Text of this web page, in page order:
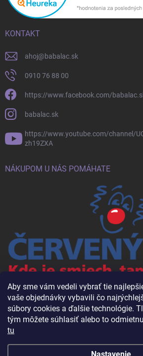
Aby sme vám vedeli vybrať tie
vaše objednávky vybavili čo
súbory cookies a ďalšie technológie.
tým môžete súhlasiť alebo to
tu
KONTAKT
ahoj@babalac.sk
0910 76 88 00
https://www.facebook.com/
babalac.sk
https://www.youtube.com/channel/
zh19ZXA
NÁKUPOM U NÁS POMÁHATE